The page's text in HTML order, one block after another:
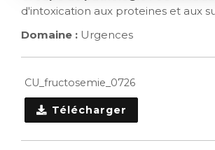
d'intoxication aux proteines et aux
Domaine : Urgences
CU_fructosemie_0726
Télécharger